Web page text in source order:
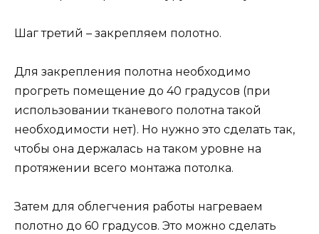
Шаг третий – закрепляем полотно.
Для закрепления полотна необходимо
прогреть помещение до 40 градусов (при
использовании тканевого полотна такой
необходимости нет). Но нужно это сделать так,
чтобы она держалась на таком уровне на
протяжении всего монтажа потолка.
Затем для облегчения работы нагреваем
полотно до 60 градусов. Это можно сделать